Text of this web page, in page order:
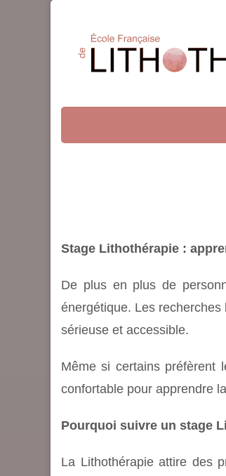
Lithothérapie
Stage Lithothérapie :
De plus en plus de
énergétique. Les
sérieuse et accessible.
Même si certains préfèrent
confortable pour apprendre
Pourquoi suivre un stage
La Lithothérapie attire des